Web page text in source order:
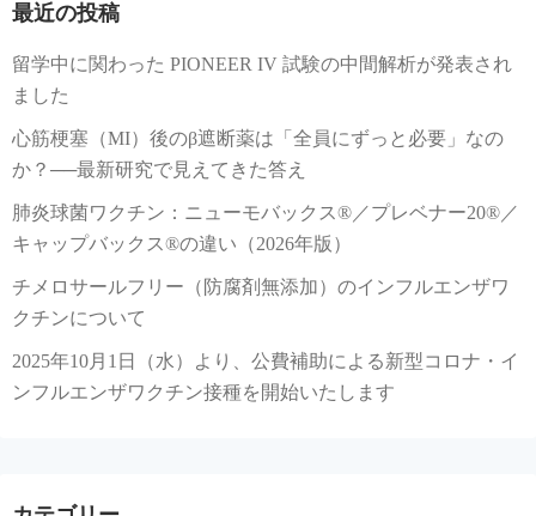
最近の投稿
留学中に関わった PIONEER IV 試験の中間解析が発表され
ました
心筋梗塞（MI）後のβ遮断薬は「全員にずっと必要」なの
か？──最新研究で見えてきた答え
肺炎球菌ワクチン：ニューモバックス®／プレベナー20®／
キャップバックス®の違い（2026年版）
チメロサールフリー（防腐剤無添加）のインフルエンザワ
クチンについて
2025年10月1日（水）より、公費補助による新型コロナ・イ
ンフルエンザワクチン接種を開始いたします